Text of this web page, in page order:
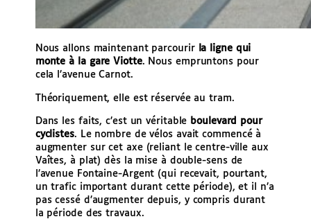
Nous allons maintenant parcourir
la ligne qui
monte à
la gare Viotte. Nous empruntons pour
cela l’avenue Carnot.
Théoriquement, elle est réservée au tram.
Dans les faits, c’est un véritable boulevard pour
cyclistes. Le nombre de vélos avait commencé à
augmenter sur cet axe (reliant le centre-ville aux
Vaîtes, à plat) dès la mise à double-sens de
l’avenue Fontaine-Argent (qui recevait, pourtant,
un trafic important durant cette période), et il n’a
pas cessé d’augmenter depuis, y compris durant
la période des travaux.